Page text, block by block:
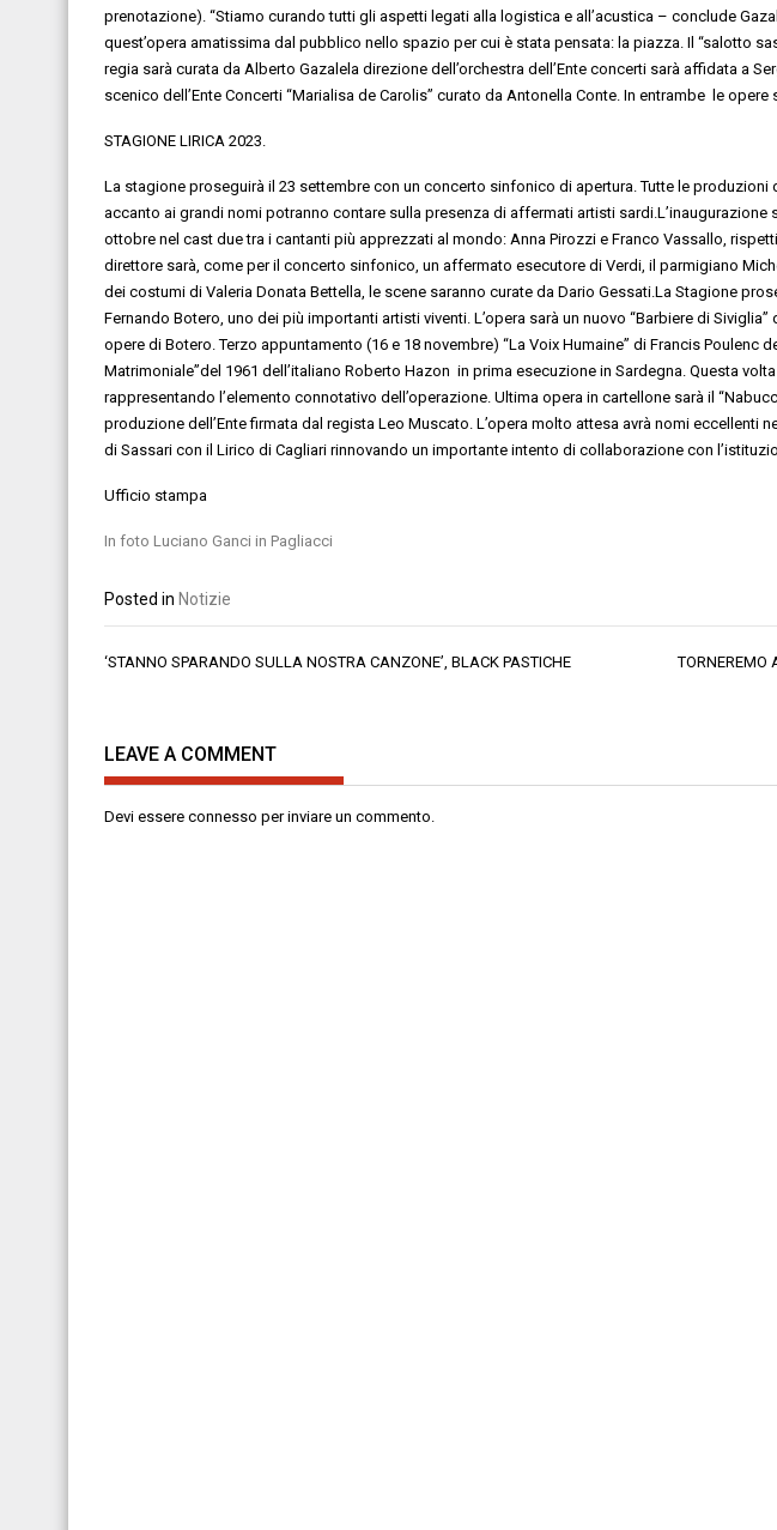
prenotazione) “Stiamo curando tutti gli aspetti legati alla logistica e all’acustica – conclude
quest’opera amatissima dal pubblico nello spazio per cui è stata pensata: la piazza . Il “salotto
regia sarà curata da Alberto Gazalela direzione dell’orchestra dell’Ente concerti sarà affidata a
scenico dell’Ente Concerti “Marialisa de Carolis” curato da Antonella Conte. In entrambe le opere
STAGIONE LIRICA 2023
La stagione proseguirà il 23 settembre con un concerto sinfonico di apertura.Tutte le produzioni
accanto ai grandi nomi potranno contare sulla presenza di affermati artisti sardi L ’inaugurazione
ottobre nel cast due tra i cantanti più apprezzati al mondo: Anna Pirozzi e Franco Vassallo,
direttore sarà, come per il concerto sinfonico, un affermato esecutore di Verdi, il parmigiano
dei costumi di Valeria Donata Bettella le scene saranno curate da Dario Gessati. La Stagione
Fernando Botero, uno dei più importanti artisti viventi. L’opera sarà un nuovo “Barbiere di Siviglia”
opere di Botero.Terzo appuntamento (16 e 18 novembre) “La Voix Humaine” di Francis Poulenc
Matrimoniale”del 1961 dell’italiano Roberto Hazon in prima esecuzione in Sardegna . Questa
rappresentando l’elemento connotativo dell’operazione. Ultima opera in cartellone sarà il “
produzione dell’Ente firmata dal regista Leo Muscato. L’opera molto attesa avrà nomi eccellenti
di Sassari con il Lirico di Cagliari rinnovando un importante intento di collaborazione con
Ufficio stampa
In foto Luciano Ganci in Pagliacci
Posted in Notizie
Navigazione
‘STANNO SPARANDO SULLA NOSTRA CANZONE’, BLACK PASTICHE
TORNEREMO
LEAVE A COMMENT
Devi essere connesso per inviare un commento.